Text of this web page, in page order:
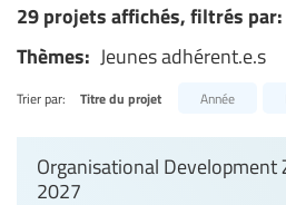
29 projets affichés, filtrés par:
Thèmes: Jeunes adhérent.e.s
Trier par: Titre du projet Année
Organisational Development
2027